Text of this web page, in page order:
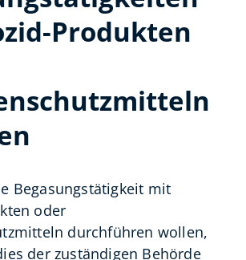
Produkten
Begasungstätigkeit mit
oder
durchführen wollen,
der zuständigen Behörde